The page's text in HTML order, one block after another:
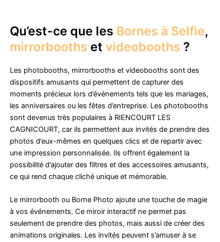
Qu’est-ce que les Bornes à Selfie,
mirrorbooths et videobooths ?
Les photobooths, mirrorbooths et videobooths sont des
dispositifs amusants qui permettent de capturer des
moments précieux lors d’événements tels que les mariages,
les anniversaires ou les fêtes d’entreprise. Les photobooths
sont devenus très populaires à RIENCOURT LES
CAGNICOURT, car ils permettent aux invités de prendre des
photos d’eux-mêmes en quelques clics et de repartir avec
une impression personnalisée. Ils offrent également la
possibilité d’ajouter des filtres et des accessoires amusants,
ce qui rend chaque cliché unique et mémorable.
Le mirrorbooth ou Borne Photo ajoute une touche de magie
à vos événements. Ce miroir interactif ne permet pas
seulement de prendre des photos, mais aussi de créer des
animations originales. Les invités peuvent s’amuser à se